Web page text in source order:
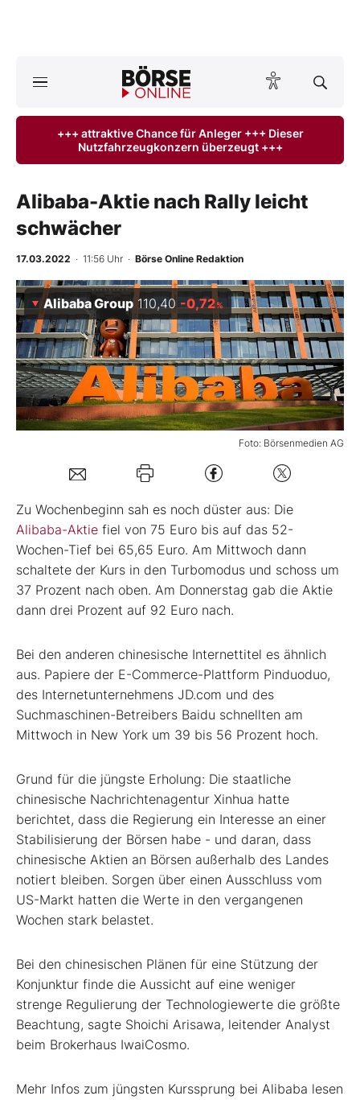
ktuelle Ausgabe BÖRSE ONLINE lesen
Anlageprodukte
Finanz-Check
BO-Musterdepots
Experten
Mein B:O
Kontakt
+++ attraktive Chance für Anleger +++ Dieser
Nutzfahrzeugkonzern überzeugt +++
Alibaba-Aktie nach Rally leicht
schwächer
17.03.2022 · 11:56 Uhr · Börse Online Redaktion
Foto: Börsenmedien AG
Alibaba Group 110,40 -0,72%
Zu Wochenbeginn sah es noch düster aus: Die
Alibaba-Aktie fiel von 75 Euro bis auf das 52-
Wochen-Tief bei 65,65 Euro. Am Mittwoch dann
schaltete der Kurs in den Turbomodus und schoss um
37 Prozent nach oben. Am Donnerstag gab die Aktie
dann drei Prozent auf 92 Euro nach.
Bei den anderen chinesische Internettitel es ähnlich
aus. Papiere der E-Commerce-Plattform Pinduoduo,
des Internetunternehmens JD.com und des
Suchmaschinen-Betreibers Baidu schnellten am
Mittwoch in New York um 39 bis 56 Prozent hoch.
Grund für die jüngste Erholung: Die staatliche
chinesische Nachrichtenagentur Xinhua hatte
berichtet, dass die Regierung ein Interesse an einer
Stabilisierung der Börsen habe - und daran, dass
chinesische Aktien an Börsen außerhalb des Landes
notiert bleiben. Sorgen über einen Ausschluss vom
US-Markt hatten die Werte in den vergangenen
Wochen stark belastet.
Bei den chinesischen Plänen für eine Stützung der
Konjunktur finde die Aussicht auf eine weniger
strenge Regulierung der Technologiewerte die größte
Beachtung, sagte Shoichi Arisawa, leitender Analyst
beim Brokerhaus IwaiCosmo.
Mehr Infos zum jüngsten Kurssprung bei Alibaba lesen